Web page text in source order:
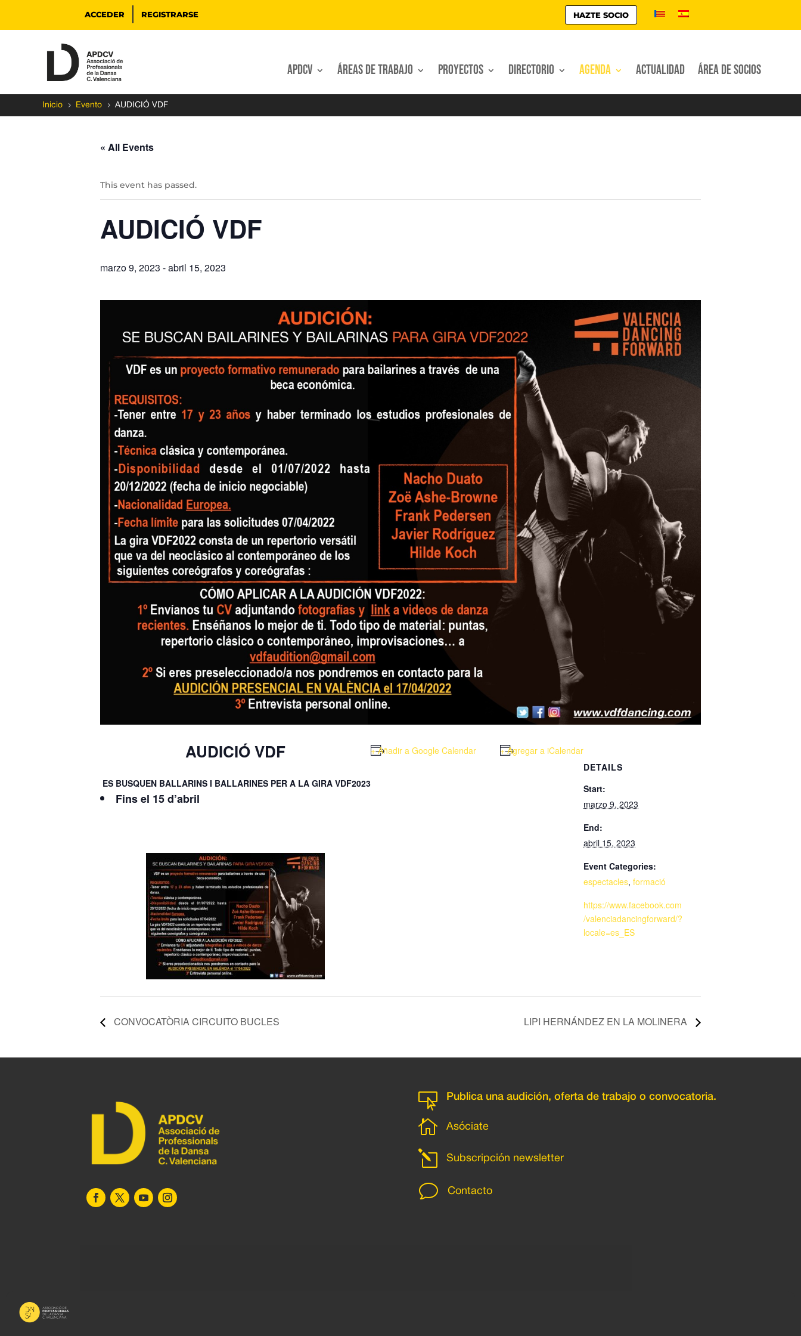
ACCEDER REGISTRARSE HAZTE SOCIO
APDCV Áreas de trabajo Proyectos Directorio Agenda Actualidad Área de socios
Inicio 5 Evento 5 AUDICIÓ VDF
« All Events
This event has passed.
AUDICIÓ VDF
marzo 9, 2023 -abril 15, 2023
AUDICIÓ VDF
ES BUSQUEN BALLARINS I BALLARINES PER A LA GIRA VDF2023
Fins el 15 d’abril
+ Añadir a Google Calendar
+ Agregar a iCalendar
DETAILS
Start:
marzo 9, 2023
End:
abril 15, 2023
Event Categories:
espectacles, formació
https://www.facebook.com
/valenciadancingforward/?
locale=es_ES
CONVOCATÒRIA CIRCUITO BUCLES LIPI HERNÁNDEZ EN LA MOLINERA
 Publica una audición, oferta de trabajo o convocatoria.
 Asóciate
l Subscripción newsletter
v Contacto